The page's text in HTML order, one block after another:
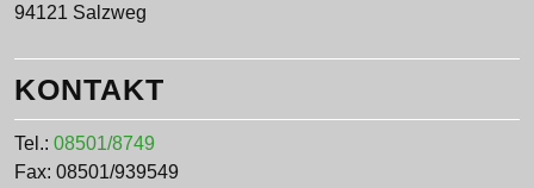
94121 Salzweg
KONTAKT
Tel.: 08501/8749
Fax: 08501/939549